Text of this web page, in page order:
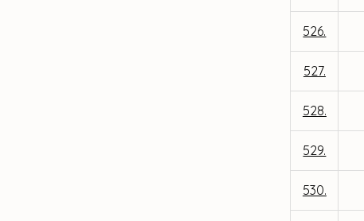
526.
527.
528.
529.
530.